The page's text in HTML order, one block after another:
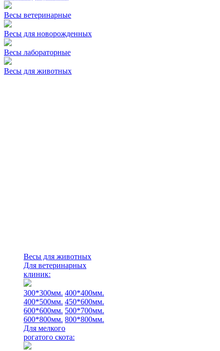
Весы ветеринарные
Весы для новорожденных
Весы лабораторные
Весы для животных
Весы для животных
Для ветеринарных
клиник:
300*300мм. 400*400мм.
400*500мм. 450*600мм.
600*600мм. 500*700мм.
600*800мм. 800*800мм.
Для мелкого
рогатого скота: